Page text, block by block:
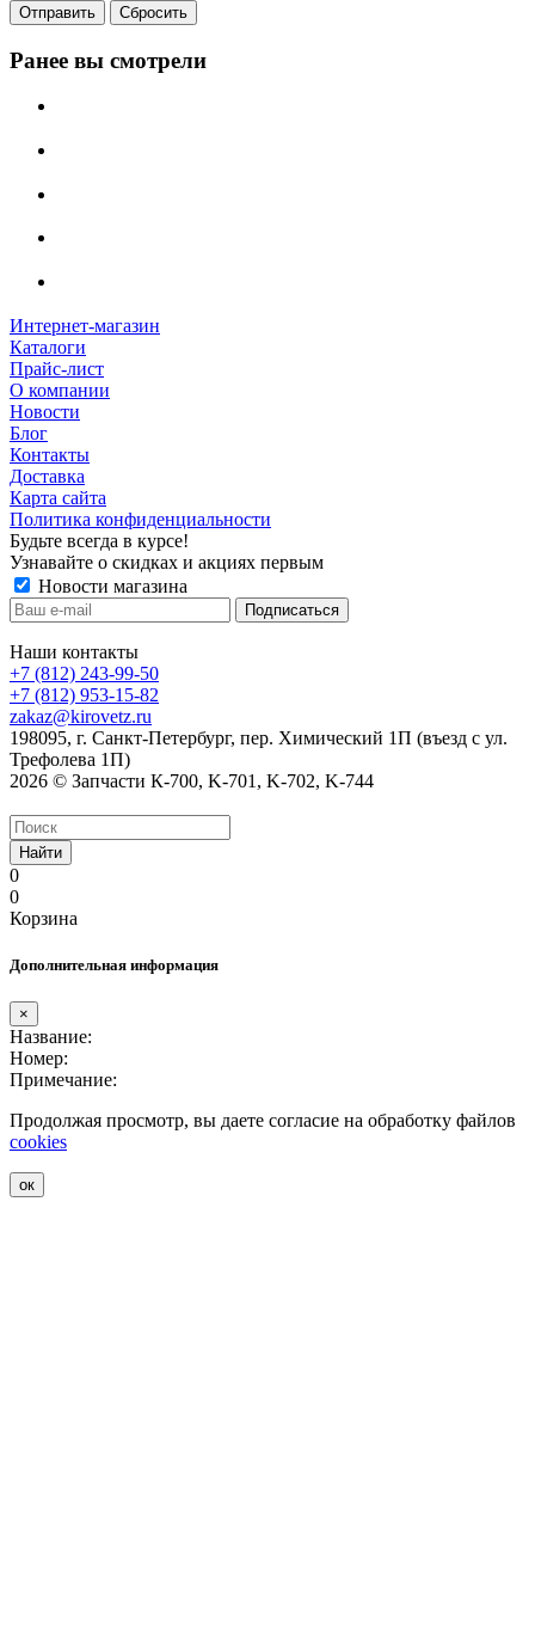
Сбросить
Ранее вы смотрели
Интернет-магазин
Каталоги
Прайс-лист
О компании
Новости
Блог
Контакты
Доставка
Карта сайта
Политика конфиденциальности
Будьте всегда в курсе!
Узнавайте о скидках и акциях первым
Новости магазина
Наши контакты
+7 (812) 243-99-50
+7 (812) 953-15-82
zakaz@kirovetz.ru
198095, г. Санкт-Петербург, пер. Химический 1П (въезд с ул.
Трефолева 1П)
2026 © Запчасти К-700, K-701, K-702, K-744
Найти
0
0
Корзина
Дополнительная информация
×
Название:
Номер:
Примечание:
Продолжая просмотр, вы даете согласие на обработку файлов
cookies
ок